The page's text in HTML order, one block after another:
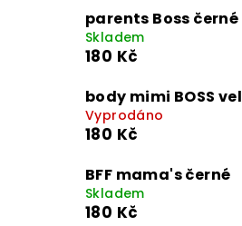
parents Boss černé
Skladem
180 Kč
body mimi BOSS
Vyprodáno
180 Kč
BFF mama's černé
Skladem
180 Kč